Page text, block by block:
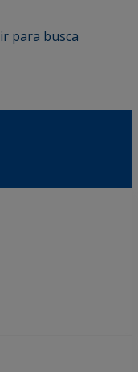
ir para busca